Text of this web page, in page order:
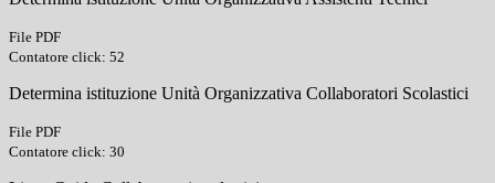
File PDF
Contatore click: 52
Determina istituzione Unità Organizzativa Collaboratori Scolastici
File PDF
Contatore click: 30